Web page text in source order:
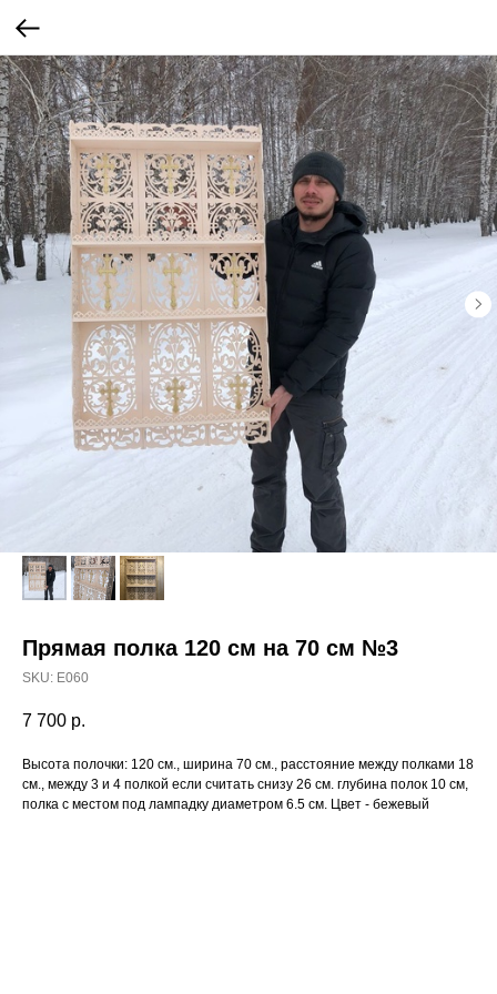
Прямая полка 120 см на 70 см №3
SKU: E060
7 700 р.
Высота полочки: 120 см., ширина 70 см., расстояние между полками 18
см., между 3 и 4 полкой если считать снизу 26 см. глубина полок 10 см,
полка с местом под лампадку диаметром 6.5 см. Цвет - бежевый